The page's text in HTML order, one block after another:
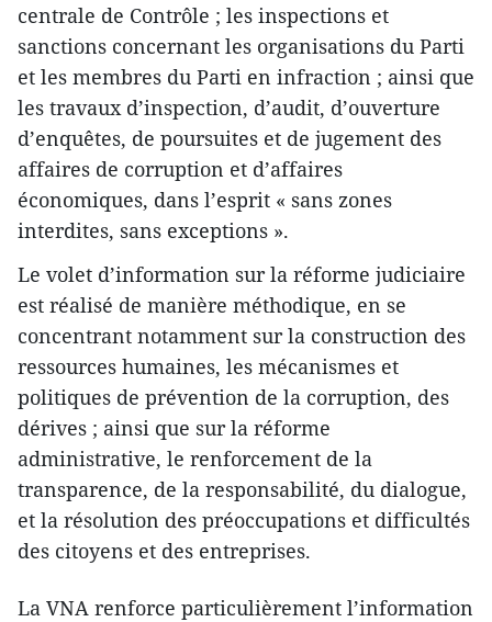
centrale de Contrôle ; les inspections et
sanctions concernant les organisations du Parti
et les membres du Parti en infraction ; ainsi que
les travaux d’inspection, d’audit, d’ouverture
d’enquêtes, de poursuites et de jugement des
affaires de corruption et d’affaires
économiques, dans l’esprit « sans zones
interdites, sans exceptions ».
Le volet d’information sur la réforme judiciaire
est réalisé de manière méthodique, en se
concentrant notamment sur la construction des
ressources humaines, les mécanismes et
politiques de prévention de la corruption, des
dérives ; ainsi que sur la réforme
administrative, le renforcement de la
transparence, de la responsabilité, du dialogue,
et la résolution des préoccupations et difficultés
des citoyens et des entreprises.
La VNA renforce particulièrement l’information